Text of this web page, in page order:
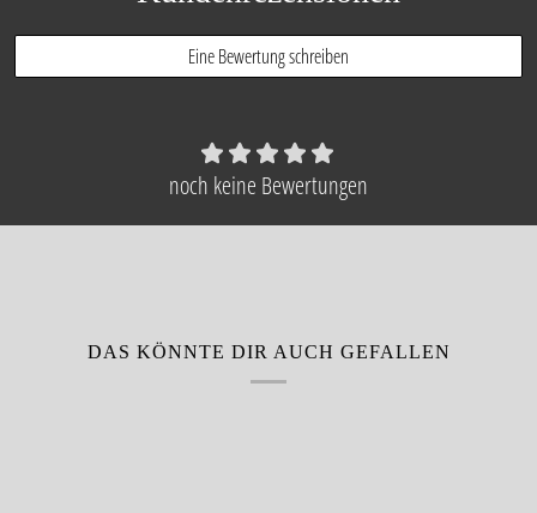
Eine Bewertung schreiben
noch keine Bewertungen
DAS KÖNNTE DIR AUCH GEFALLEN